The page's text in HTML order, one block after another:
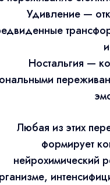
Удивление —
Ностальгия —
Любая из этих
формирует
нейрохимический